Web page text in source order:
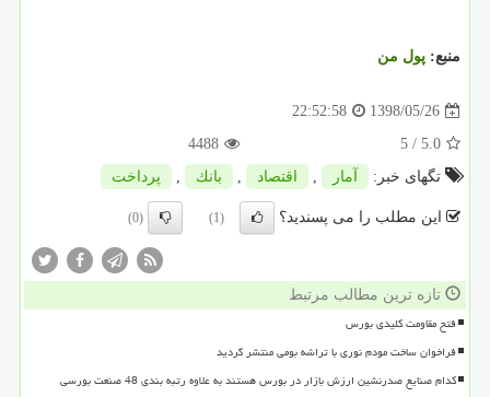
منبع: پول من
1398/05/26
22:52:58
5.0
/ 5
4488
تگهای خبر:
آمار , اقتصاد , بانك , پرداخت
این مطلب را می پسندید؟ (1)
(0)
تازه ترین مطالب مرتبط
فتح مقاومت کلیدی بورس
فراخوان ساخت مودم نوری با تراشه بومی منتشر گردید
کدام صنایع صدرنشین ارزش بازار در بورس هستند به علاوه رتبه بندی 48 صنعت بورسی